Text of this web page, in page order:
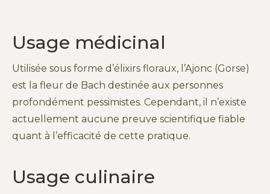
Usage médicinal
Utilisée sous forme d’élixirs floraux, l’Ajonc (Gorse)
est la fleur de Bach destinée aux personnes
profondément pessimistes. Cependant, il n’existe
actuellement aucune preuve scientifique fiable
quant à l’efficacité de cette pratique.
Usage culinaire